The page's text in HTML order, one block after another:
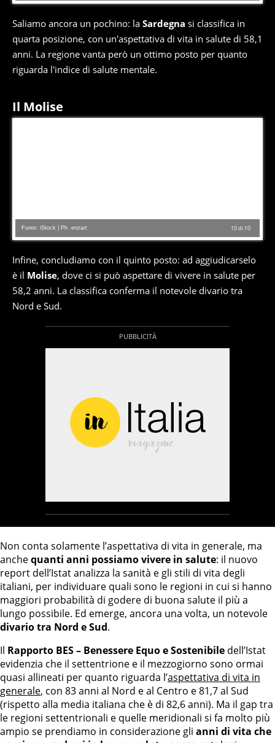
Saliamo ancora un pochino: la Sardegna si classifica in
quarta posizione, con un'aspettativa di vita in salute di 58,1
anni. La regione vanta però un ottimo posto per quanto
riguarda l'indice di salute mentale.
Il Molise
10di 10
Fonte: iStock | Ph. enzart
Infine, concludiamo con il quinto posto: ad aggiudicarselo
è il Molise, dove ci si può aspettare di vivere in salute per
58,2 anni. La classifica conferma il notevole divario tra
Nord e Sud.
Non conta solamente l’aspettativa di vita in generale, ma
anchequanti anni possiamo vivere in salute: il nuovo
report dell’Istat analizza la sanità e gli stili di vita degli
italiani, per individuare quali sono le regioni in cui si hanno
maggiori probabilità di godere di buona salute il più a
lungo possibile. Ed emerge, ancora una volta, un notevole
divario tra Nord e Sud.
Il Rapporto BES – Benessere Equo e Sostenibile dell’Istat
evidenzia che il settentrione e il mezzogiorno sono ormai
quasi allineati per quanto riguarda l’aspettativa di vita in
generale, con 83 anni al Nord e al Centro e 81,7 al Sud
(rispetto alla media italiana che è di 82,6 anni). Ma il gap tra
le regioni settentrionali e quelle meridionali si fa molto più
ampio se prendiamo in considerazione gli anni di vita che